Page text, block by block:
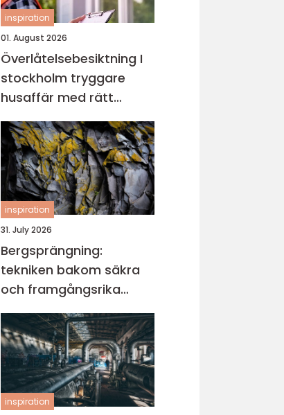
inspiration
01. August 2026
Överlåtelsebesiktning I
stockholm tryggare
husaffär med rätt
kunskap
inspiration
31. July 2026
Bergsprängning:
tekniken bakom säkra
och framgångsrika
projekt
inspiration